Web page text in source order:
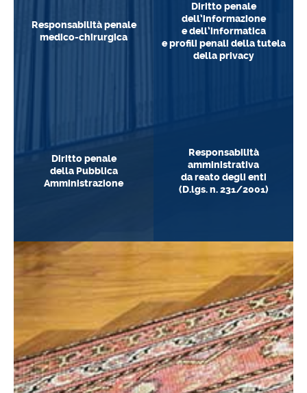
Responsabilità penale
medico-chirurgica
Diritto penale
dell’informazione
e dell’informatica
e profili penali della tutela
della privacy
Diritto penale
della Pubblica
Amministrazione
Entra
Responsabilità
amministrativa
da reato degli enti
(D.lgs. n. 231/2001)
Entra